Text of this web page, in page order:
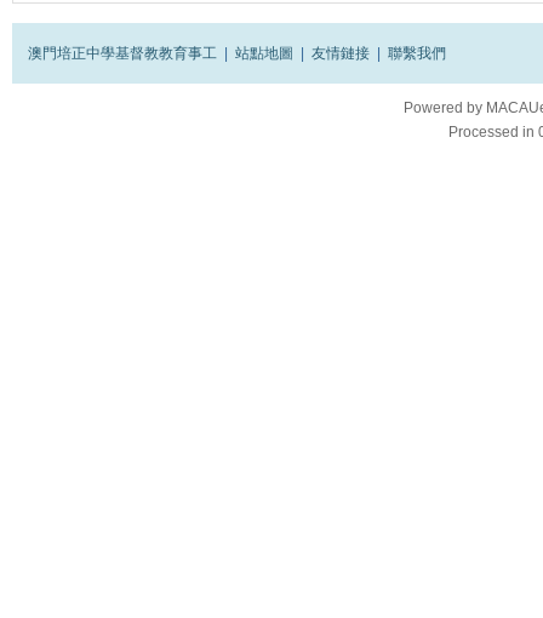
澳門培正中學基督教教育事工 站點地圖 友情鏈接 聯繫我們
Powered by
Processed in